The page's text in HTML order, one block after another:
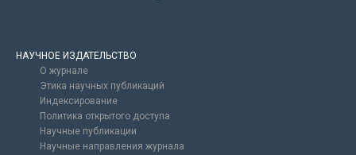
НАУЧНОЕ ИЗДАТЕЛЬСТВО
О журнале
Этика научных публикаций
Индексирование
Политика открытого доступа
Научные публикации
Научные направления журнала